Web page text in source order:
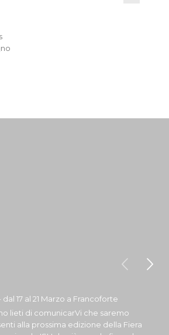
dal 17 al 21 Marzo a Francoforte
lieti di comunicarVi che saremo
alla prossima edizione della Fiera